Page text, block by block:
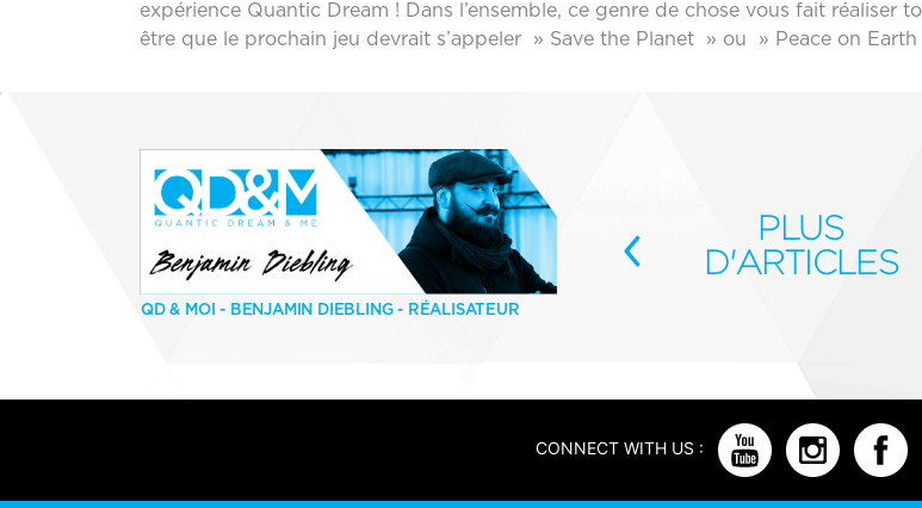
expérience Quantic Dream ! Dans l’ensemble, ce genre de chose vous fait
être que le prochain jeu devrait s’appeler » Save the Planet » ou » Peace on
QD & MOI - BENJAMIN DIEBLING - RÉALISATEUR
‹
PLUS
D'ARTICLES
CONNECT WITH US :